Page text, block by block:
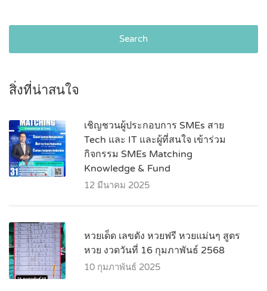
Search
สิ่งที่น่าสนใจ
เชิญชวนผู้ประกอบการ SMEs สาย
Tech และ IT และผู้ที่สนใจ เข้าร่วม
กิจกรรม SMEs Matching
Knowledge & Fund
12 มีนาคม 2025
หวยเด็ด เลขดัง หวยฟรี หวยแม่นๆ สูตร
หวย งวดวันที่ 16 กุมภาพันธ์ 2568
10 กุมภาพันธ์ 2025